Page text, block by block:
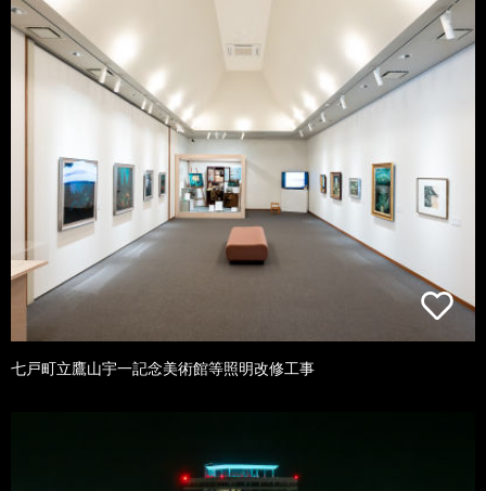
七戸町立鷹山宇一記念美術館等照明改修工事